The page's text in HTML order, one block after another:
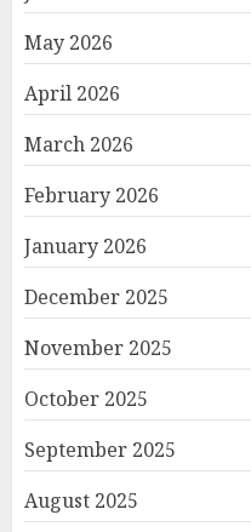
May 2026
April 2026
March 2026
February 2026
January 2026
December 2025
November 2025
October 2025
September 2025
August 2025